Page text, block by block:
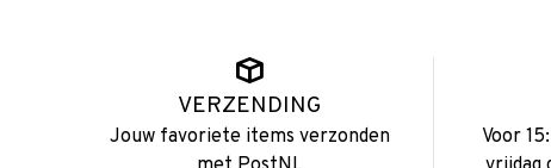
VERZENDING
Jouw favoriete items verzonden
Voor